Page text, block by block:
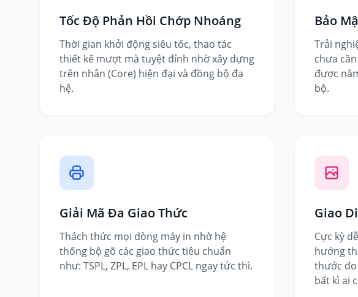
Tốc Độ Phản Hồi Chớp Nhoáng
Thời gian khởi động siêu tốc, thao tác
thiết kế mượt mà tuyệt đỉnh nhờ xây dựng
trên nhân (Core) hiện đại và đồng bộ đa
hệ.
Bảo
Trải
chưa
được
bộ.
Giải Mã Đa Giao Thức
Thách thức mọi dòng máy in nhờ hệ
thống bộ gõ các giao thức tiêu chuẩn
như: TSPL, ZPL, EPL hay CPCL ngay tức thì.
Giao
Cực kỳ
hướng
thước đo
bất kì ai